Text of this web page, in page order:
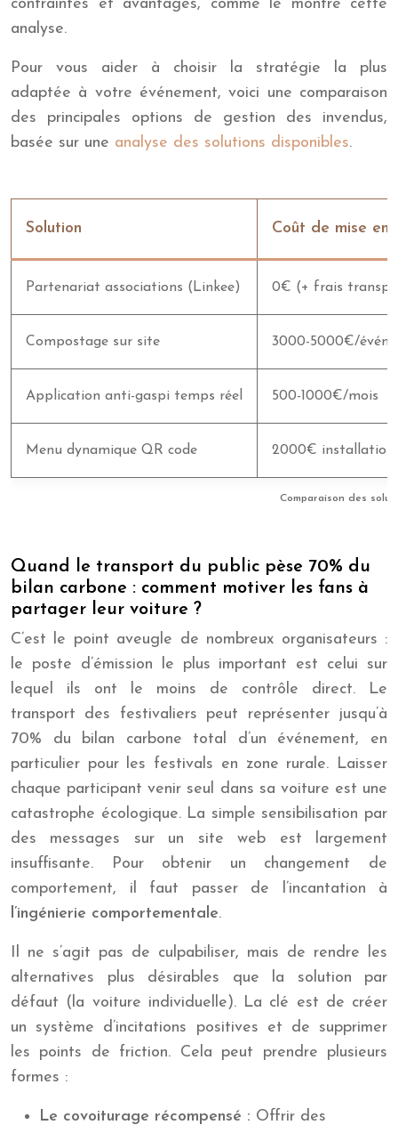
contraintes et avantages, comme le montre cette
analyse.
Pour vous aider à choisir la stratégie la plus
adaptée à votre événement, voici une comparaison
des principales options de gestion des invendus,
basée sur une analyse des solutions disponibles.
Comparaison des
Solution Coût de mise en
Partenariat associations (Linkee) 0€ (+ frais
Compostage sur site 3000-5000€/
Application anti-gaspi temps réel 500-1000€/mois
Menu dynamique QR code 2000€ installation
Quand le transport du public pèse 70% du
bilan carbone : comment motiver les fans à
partager leur voiture ?
C’est le point aveugle de nombreux organisateurs :
le poste d’émission le plus important est celui sur
lequel ils ont le moins de contrôle direct. Le
transport des festivaliers peut représenter jusqu’à
70% du bilan carbone total d’un événement, en
particulier pour les festivals en zone rurale. Laisser
chaque participant venir seul dans sa voiture est une
catastrophe écologique. La simple sensibilisation par
des messages sur un site web est largement
insuffisante. Pour obtenir un changement de
comportement, il faut passer de l’incantation à
l’ingénierie comportementale.
Il ne s’agit pas de culpabiliser, mais de rendre les
alternatives plus désirables que la solution par
défaut (la voiture individuelle). La clé est de créer
un système d’incitations positives et de supprimer
les points de friction. Cela peut prendre plusieurs
formes :
Le covoiturage récompensé : Offrir des